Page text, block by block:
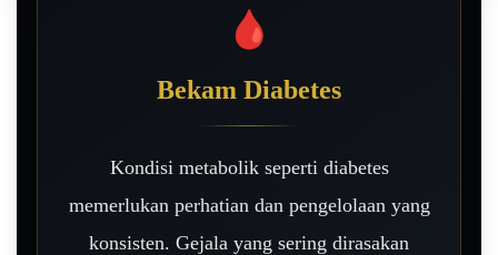
🩸
Bekam Diabetes
Kondisi metabolik seperti diabetes
memerlukan perhatian dan pengelolaan yang
konsisten. Gejala yang sering dirasakan